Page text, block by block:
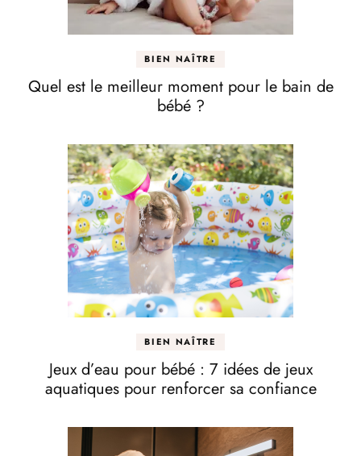
BIEN NAÎTRE
Quel est le meilleur moment pour le bain de
bébé ?
BIEN NAÎTRE
Jeux d’eau pour bébé : 7 idées de jeux
aquatiques pour renforcer sa confiance